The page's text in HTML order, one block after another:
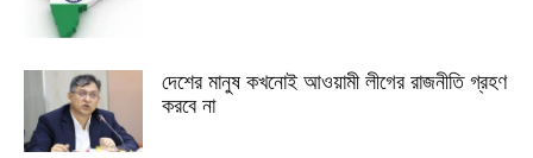
দেশের মানুষ কখনোই আওয়ামী লীগের রাজনীতি গ্রহণ
করবে না